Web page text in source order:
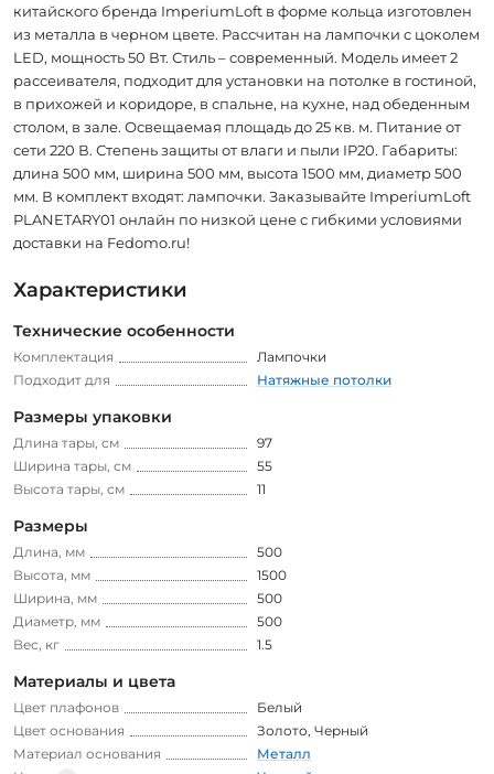
китайского бренда ImperiumLoft в форме кольца изготовлен
из металла в черном цвете. Рассчитан на лампочки с цоколем
LED, мощность 50 Вт. Стиль – современный. Модель имеет 2
рассеивателя, подходит для установки на потолке в гостиной,
в прихожей и коридоре, в спальне, на кухне, над обеденным
столом, в зале. Освещаемая площадь до 25 кв. м. Питание от
сети 220 В. Степень защиты от влаги и пыли IP20. Габариты:
длина 500 мм, ширина 500 мм, высота 1500 мм, диаметр 500
мм. В комплект входят: лампочки. Заказывайте ImperiumLoft
PLANETARY01 онлайн по низкой цене с гибкими условиями
доставки на Fedomo.ru!
Характеристики
Технические особенности
Комплектация
Лампочки
Подходит для
Натяжные потолки
Размеры упаковки
Длина тары, см
97
Ширина тары, см
55
Высота тары, см
11
Размеры
Длина, мм
500
Высота, мм
1500
Ширина, мм
500
Диаметр, мм
500
Вес, кг
1.5
Материалы и цвета
Цвет плафонов
Белый
Цвет основания
Золото, Черный
Материал основания
Металл